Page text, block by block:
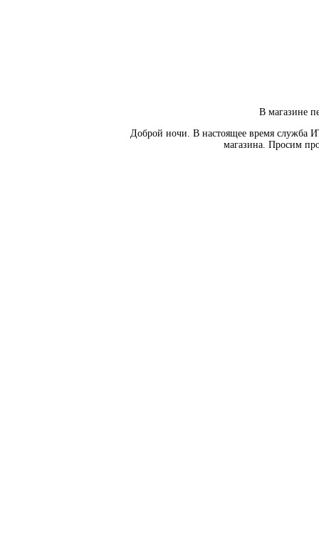
В магазине
Доброй ночи. В настоящее время служба
магазина. Просим